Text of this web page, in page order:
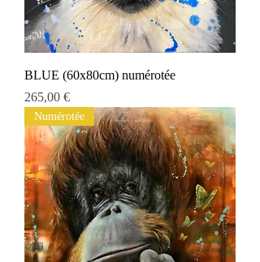
BLUE (60x80cm) numérotée
Preis
265,00 €
Numérotée